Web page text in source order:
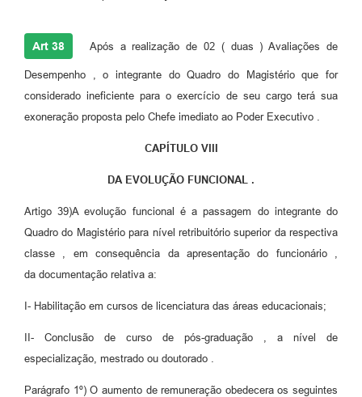
Art 38 Após a realização de 02 ( duas ) Avaliações de
Desempenho , o integrante do Quadro do Magistério que for
considerado ineficiente para o exercício de seu cargo terá sua
exoneração proposta pelo Chefe imediato ao Poder Executivo .
CAPÍTULO VIII
DA EVOLUÇÃO FUNCIONAL .
Artigo 39)A evolução funcional é a passagem do integrante do
Quadro do Magistério para nível retribuitório superior da respectiva
classe , em consequência da apresentação do funcionário ,
da documentação relativa a:
I- Habilitação em cursos de licenciatura das áreas educacionais;
II- Conclusão de curso de pós-graduação , a nível de
especialização, mestrado ou doutorado .
Parágrafo 1º) O aumento de remuneração obedecera os seguintes